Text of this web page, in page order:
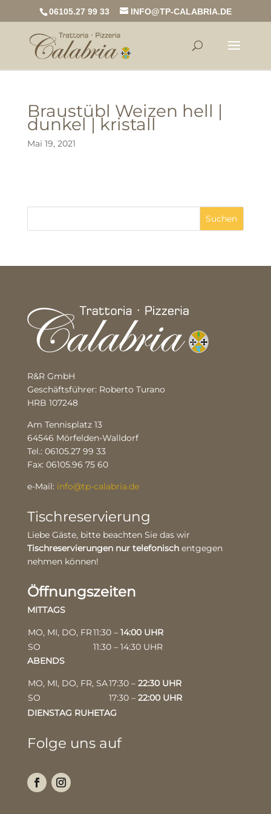
06105.27 99 33 INFO@TP-CALABRIA.DE
Braustübl Weizen hell |
dunkel | kristall
Mai 19, 2021
R&R GmbH
Geschäftsführer: Roberto Turano
HRB 107248
Am Tennisplatz 13
64546 Mörfelden-Walldorf
Tel.: 06105.27 99 33
Fax: 06105.96 75 60
e-Mail: info@tp-calabria.de
Tischreservierung
Liebe Gäste, bitte beachten Sie das wir
Tischreservierungen nur telefonischentgegen
nehmen können!
Öffnungszeiten
MITTAGS
MO, MI, DO, FR11:30 – 14:00 UHR
SO
11:30 – 14:30 UHR
ABENDS
MO, MI, DO, FR, SA17:30 – 22:30 UHR
SO
17:30 – 22:00 UHR
DIENSTAG RUHETAG
Folge uns auf